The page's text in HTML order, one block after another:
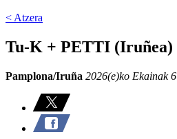
< Atzera
Tu-K + PETTI (Iruñea)
Pamplona/Iruña 2026(e)ko Ekainak 6